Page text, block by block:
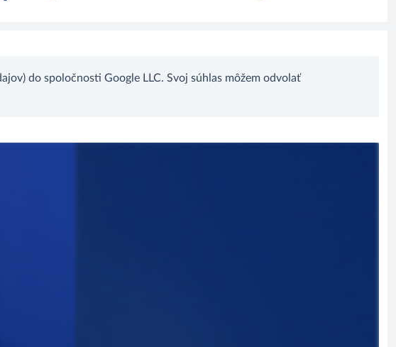
do spoločnosti Google LLC. Svoj súhlas môžem odvolať